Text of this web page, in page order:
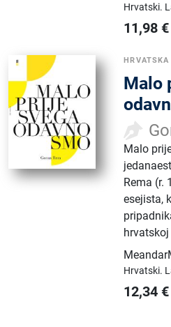
Hrvatski.
11,98 €
Malo
Malo
Rema (r.
esejista,
Hrvatski.
12,34 €